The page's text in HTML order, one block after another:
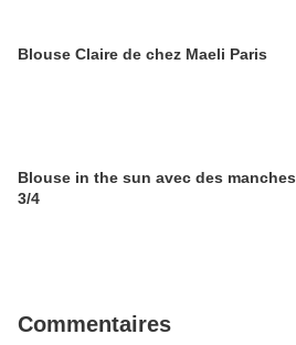
Blouse Claire de chez Maeli Paris
Blouse in the sun avec des manches
3/4
Commentaires